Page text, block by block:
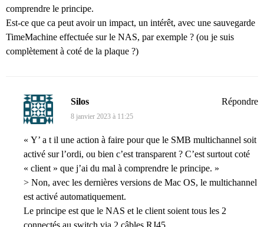
comprendre le principe.
Est-ce que ca peut avoir un impact, un intérêt, avec une sauvegarde
TimeMachine effectuée sur le NAS, par exemple ? (ou je suis
complètement à coté de la plaque ?)
Silos
8 janvier 2023 à 11:25
« Y’ a t il une action à faire pour que le SMB multichannel soit
activé sur l’ordi, ou bien c’est transparent ? C’est surtout coté
« client » que j’ai du mal à comprendre le principe. »
> Non, avec les dernières versions de Mac OS, le multichannel
est activé automatiquement.
Le principe est que le NAS et le client soient tous les 2
connectés au switch via 2 câbles RJ45.
Répondre